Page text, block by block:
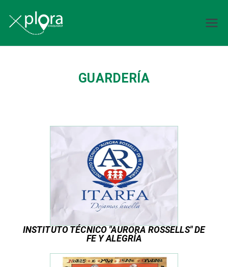
GUARDERÍA
INSTITUTO TÉCNICO "AURORA ROSSELLS" DE
FE Y ALEGRÍA